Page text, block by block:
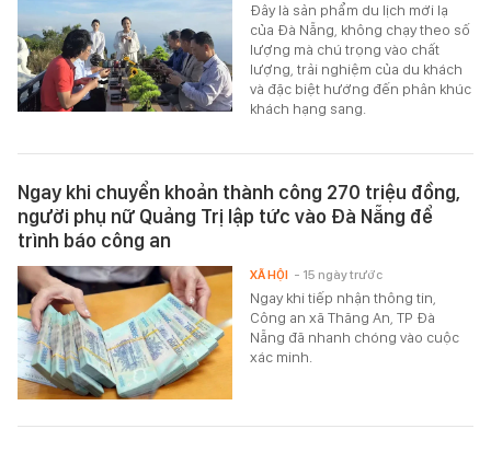
Đây là sản phẩm du lịch mới lạ
của Đà Nẵng, không chạy theo số
lượng mà chú trọng vào chất
lượng, trải nghiệm của du khách
và đặc biệt hướng đến phân khúc
khách hạng sang.
Ngay khi chuyển khoản thành công 270 triệu đồng,
người phụ nữ Quảng Trị lập tức vào Đà Nẵng để
trình báo công an
Ngay khi tiếp nhận thông tin,
Công an xã Thăng An, TP Đà
Nẵng đã nhanh chóng vào cuộc
xác minh.
XÃ HỘI - 15 ngày trước